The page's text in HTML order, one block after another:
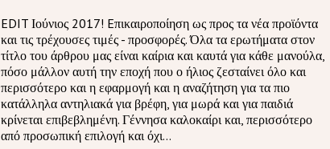
EDIT Ιούνιος 2017! Eπικαιροποίηση ως προς τα νέα προϊόντα
και τις τρέχουσες τιμές - προσφορές. Όλα τα ερωτήματα στον
τίτλο του άρθρου μας είναι καίρια και καυτά για κάθε μανούλα,
πόσο μάλλον αυτή την εποχή που ο ήλιος ζεσταίνει όλο και
περισσότερο και η εφαρμογή και η αναζήτηση για τα πιο
κατάλληλα αντηλιακά για βρέφη, για μωρά και για παιδιά
κρίνεται επιβεβλημένη. Γέννησα καλοκαίρι και, περισσότερο
από προσωπική επιλογή και όχι...